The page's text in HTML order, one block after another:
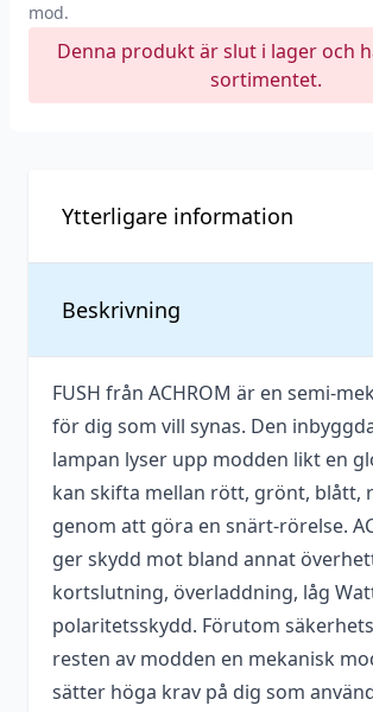
mod.
Denna produkt är slut i lager och
sortimentet.
Beskrivning
FUSH från ACHROM är en semi-
för dig som vill synas. Den
lampan lyser upp modden likt en
kan skifta mellan rött, grönt, blått,
genom att göra en snärt-rörelse.
ger skydd mot bland annat
kortslutning, överladdning, låg
polaritetsskydd. Förutom
resten av modden en mekanisk
sätter höga krav på dig som
Ytterligare information
Höjd
Batterier
medföljer
Batterityper
som stöds
18650
28 mm
Diameter
26 mm
Max diameter
på atomizer
24 mm
Tillverkare
Acrohm